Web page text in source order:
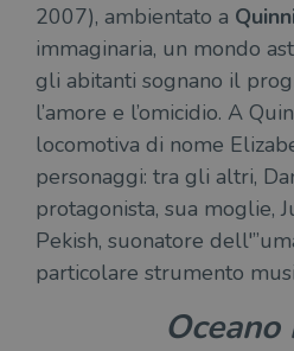
2007), ambientato a
immaginaria, un mondo
gli abitanti sognano il
l’amore e l’omicidio. A
locomotiva di nome
personaggi: tra gli altri,
protagonista, sua moglie,
Pekish, suonatore
particolare strumento
Oceano